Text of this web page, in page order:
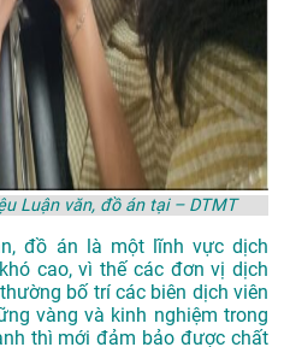
Luận văn, đồ án tại – DTMT
đồ án là một lĩnh vực dịch
cao, vì thế các đơn vị dịch
bố trí các biên dịch viên
vàng và kinh nghiệm trong
thì mới đảm bảo được chất